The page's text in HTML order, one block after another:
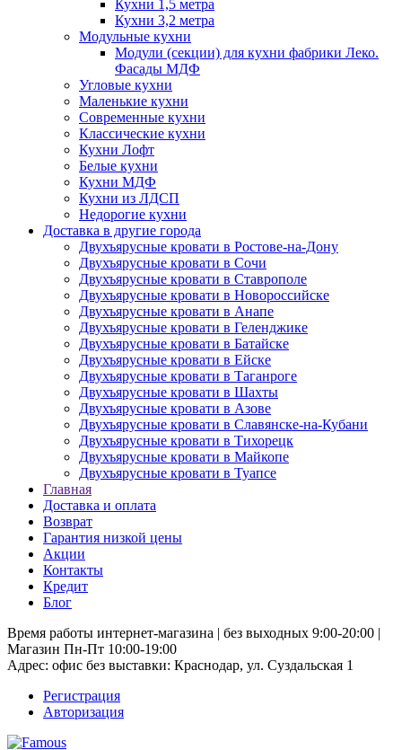
Кухни 1,5 метра
Кухни 3,2 метра
Модульные кухни
Модули (секции) для кухни фабрики Леко.
Фасады МДФ
Угловые кухни
Маленькие кухни
Современные кухни
Классические кухни
Кухни Лофт
Белые кухни
Кухни МДФ
Кухни из ЛДСП
Недорогие кухни
Доставка в другие города
Двухъярусные кровати в Ростове-на-Дону
Двухъярусные кровати в Сочи
Двухъярусные кровати в Ставрополе
Двухъярусные кровати в Новороссийске
Двухъярусные кровати в Анапе
Двухъярусные кровати в Геленджике
Двухъярусные кровати в Батайске
Двухъярусные кровати в Ейске
Двухъярусные кровати в Таганроге
Двухъярусные кровати в Шахты
Двухъярусные кровати в Азове
Двухъярусные кровати в Славянске-на-Кубани
Двухъярусные кровати в Тихорецк
Двухъярусные кровати в Майкопе
Двухъярусные кровати в Туапсе
Главная
Доставка и оплата
Возврат
Гарантия низкой цены
Акции
Контакты
Кредит
Блог
Время работы интернет-магазина | без выходных 9:00-20:00 |
Магазин Пн-Пт 10:00-19:00
Адрес: офис без выставки: Краснодар, ул. Суздальская 1
Регистрация
Авторизация